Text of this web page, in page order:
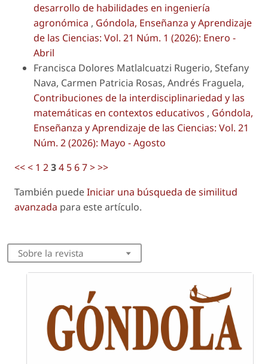
desarrollo de habilidades en ingeniería
agronómica , Góndola, Enseñanza y Aprendizaje
de las Ciencias: Vol. 21 Núm. 1 (2026): Enero -
Abril
Francisca Dolores Matlalcuatzi Rugerio, Stefany
Nava, Carmen Patricia Rosas, Andrés Fraguela,
Contribuciones de la interdisciplinariedad y las
matemáticas en contextos educativos , Góndola,
Enseñanza y Aprendizaje de las Ciencias: Vol. 21
Núm. 2 (2026): Mayo - Agosto
<<< 1 234 567>>>
También puedeIniciar una búsqueda de similitud
avanzada para este artículo.
Sobre la revista